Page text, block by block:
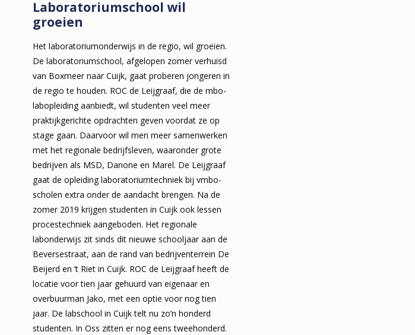
Laboratoriumschool wil
groeien
Het laboratoriumonderwijs in de regio, wil groeien.
De laboratoriumschool, afgelopen zomer verhuisd
van Boxmeer naar Cuijk, gaat proberen jongeren in
de regio te houden. ROC de Leijgraaf, die de mbo-
labopleiding aanbiedt, wil studenten veel meer
praktijkgerichte opdrachten geven voordat ze op
stage gaan. Daarvoor wil men meer samenwerken
met het regionale bedrijfsleven, waaronder grote
bedrijven als MSD, Danone en Marel. De Leijgraaf
gaat de opleiding laboratoriumtechniek bij vmbo-
scholen extra onder de aandacht brengen. Na de
zomer 2019 krijgen studenten in Cuijk ook lessen
procestechniek aangeboden. Het regionale
labonderwijs zit sinds dit nieuwe schooljaar aan de
Beversestraat, aan de rand van bedrijventerrein De
Beijerd en ‘t Riet in Cuijk. ROC de Leijgraaf heeft de
locatie voor tien jaar gehuurd van eigenaar en
overbuurman Jako, met een optie voor nog tien
jaar. De labschool in Cuijk telt nu zo’n honderd
studenten. In Oss zitten er nog eens tweehonderd.